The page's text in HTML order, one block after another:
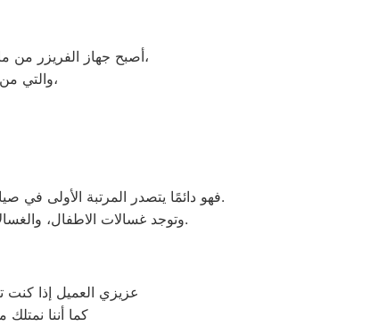
أصبح جهاز الفريزر منالعديدة،
والتي من أبرزها حفظ الطعام لفترات طويلة، وتعدد موديلاته المختلفة، وبالرغم من مميزاته العديدة،
فهو دائمًا يتصدر المرتبة الأولى في صيانة جميع أنواع الغسالات الخاصة بماركة كلفينيتور تحت أيدي أنسب الدقي، مع مراعاة توفير أفضل خدمات الدعم الفنى.
وتوجد غسالات الاطفال،في مصر.
عزيزي العميل إذا كنت
كما أننا